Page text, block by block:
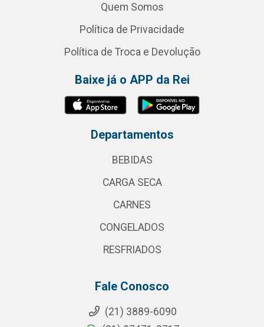
Quem Somos
Política de Privacidade
Política de Troca e Devolução
Baixe já o APP da Rei
Departamentos
BEBIDAS
CARGA SECA
CARNES
CONGELADOS
RESFRIADOS
Fale Conosco
(21) 3889-6090